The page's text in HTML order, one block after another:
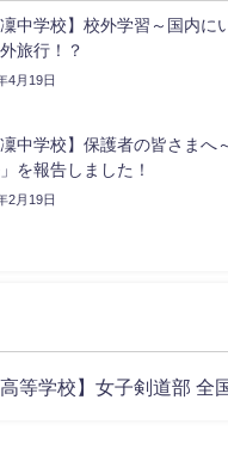
凜中学校】校外学習～国内に
旅行！？
4月19日
凜中学校】保護者の皆さまへ
を報告しました！
2月19日
高等学校】女子剣道部 全